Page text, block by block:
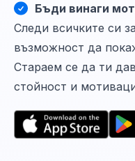
Бъди винаги
Следи всичките си
възможност да
Стараем се да ти
стойност и